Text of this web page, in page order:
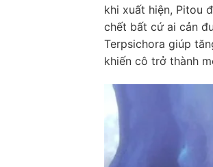
khi xuất hiện, Pitou
chết bất cứ ai cản
Terpsichora giúp
khiến cô trở thành